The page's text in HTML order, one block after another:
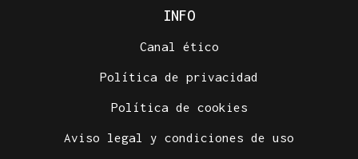
INFO
Canal ético
Política de privacidad
Política de cookies
Aviso legal y condiciones de uso